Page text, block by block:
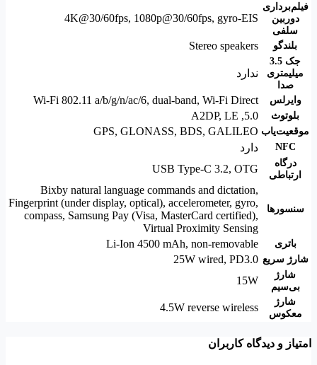
فیلم‌‌برداری
دوربین
سلفی
4K@30/60fps, 1080p@30/60fps, gyro-EIS
بلندگو Stereo speakers
جک 3.5
میلیمتری
صدا
ندارد
وایرلس Wi-Fi 802.11 a/b/g/n/ac/6, dual-band, Wi-Fi Direct
بلوتوث 5.0
,
A2DP, LE
موقعیت‌یاب GPS, GLONASS, BDS, GALILEO
NFC دارد
درگاه
ارتباطی
USB Type-C 3.2, OTG
سنسورها
Bixby natural language commands and dictation,
Fingerprint (under display, optical), accelerometer, gyro,
compass, Samsung Pay (Visa, MasterCard certified),
Virtual Proximity Sensing
باتری Li-Ion 4500 mAh, non-removable
شارژ سریع 25W wired, PD3.0
شارژ
بی‌سیم
15W
شارژ
معکوس
4.5W reverse wireless
امتیاز و دیدگاه کاربران